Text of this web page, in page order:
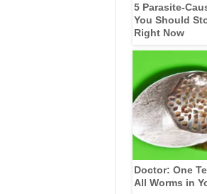
5 Parasite-
You Should
Right Now
Doctor: One
All Worms in